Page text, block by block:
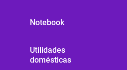
Notebook
Utilidades
domésticas